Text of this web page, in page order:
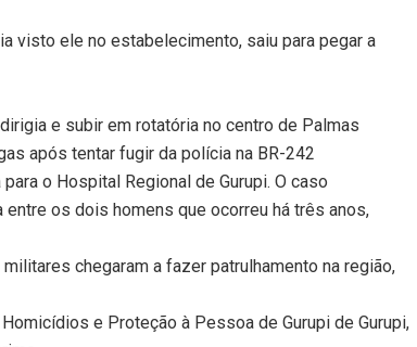
visto ele no estabelecimento, saiu para pegar a
e subir em rotatória no centro de Palmas
após tentar fugir da polícia na BR-242
o Hospital Regional de Gurupi. O caso
os dois homens que ocorreu há três anos,
chegaram a fazer patrulhamento na região,
e Proteção à Pessoa de Gurupi de Gurupi,